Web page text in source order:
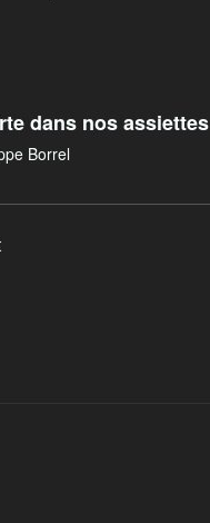
dans nos assiettes
Borrel